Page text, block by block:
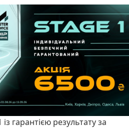
гарантією результату за